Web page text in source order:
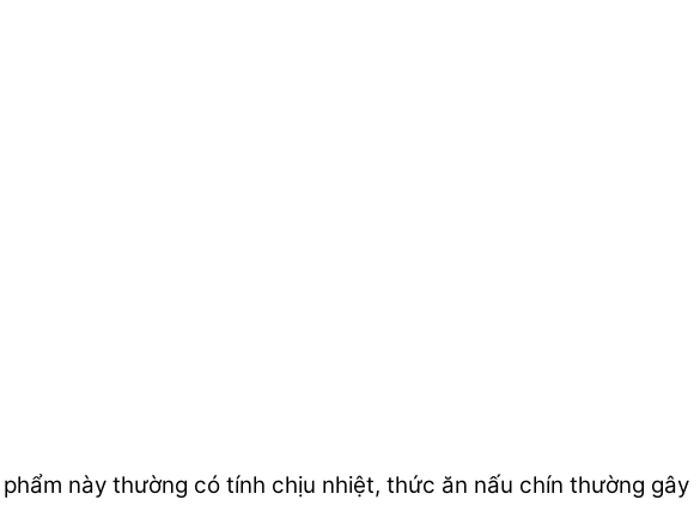
này thường có tính chịu nhiệt, thức ăn nấu chín thường gây